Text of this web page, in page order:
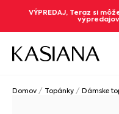
VÝPREDAJ, Teraz si
Domov / Topánky / Dámske